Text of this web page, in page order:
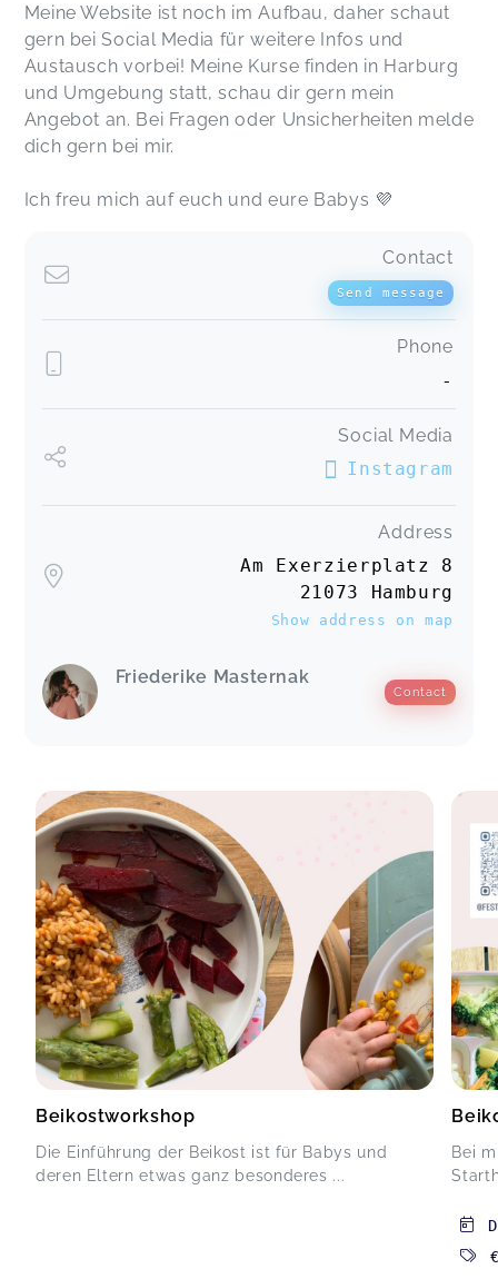
Meine Website ist noch im Aufbau, daher schaut
gern bei Social Media für weitere Infos und
Austausch vorbei! Meine Kurse finden in Harburg
und Umgebung statt, schau dir gern mein
Angebot an. Bei Fragen oder Unsicherheiten melde
dich gern bei mir.
Ich freu mich auf euch und eure Babys 💜
Contact
Send message
Phone
-
Social Media
Instagram
Address
Am Exerzierplatz 8
21073 Hamburg
Show address on map
Friederike Masternak
Contact
Beikostworkshop
Die Einführung der Beikost ist für Babys und
deren Eltern etwas ganz besonderes ...
Bei